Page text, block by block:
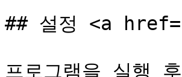
## 설정 <a
프로그램을 실행